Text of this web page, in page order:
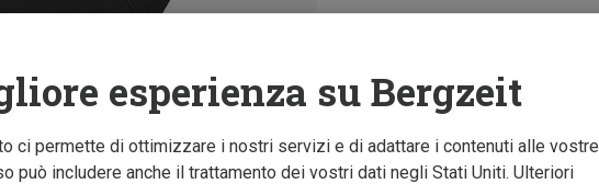
esperienza su Bergzeit
ci permette di ottimizzare i nostri servizi e di adattare i contenuti alle vostre
può includere anche il trattamento dei vostri dati negli Stati Uniti. Ulteriori